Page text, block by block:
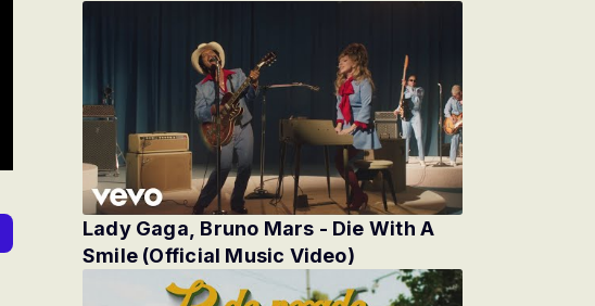
Lady Gaga, Bruno Mars - Die With A
Smile (Official Music Video)